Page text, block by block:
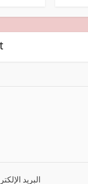
البريد